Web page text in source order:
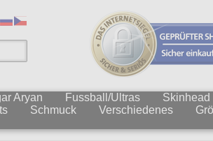
Aryan Fussball/Ultras Skinhead
Schmuck Verschiedenes